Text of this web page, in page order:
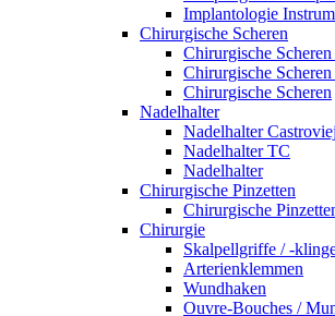
Implantologie
Chirurgische Scheren
Chirurgische
Chirurgische Scheren
Chirurgische Scheren
Nadelhalter
Nadelhalter
Nadelhalter TC
Nadelhalter
Chirurgische Pinzetten
Chirurgische
Chirurgie
Skalpellgriffe / -
Arterienklemmen
Wundhaken
Ouvre-Bouches /